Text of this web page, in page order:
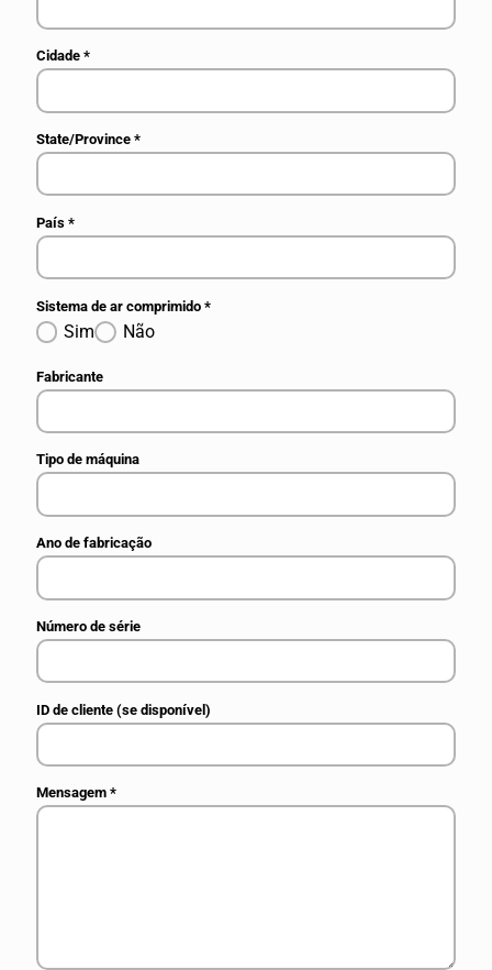
Cidade*
State/Province*
País*
Sistema de ar comprimido*
Sim Não
Fabricante
Tipo de máquina
Ano de fabricação
Número de série
ID de cliente (se disponível)
Mensagem*